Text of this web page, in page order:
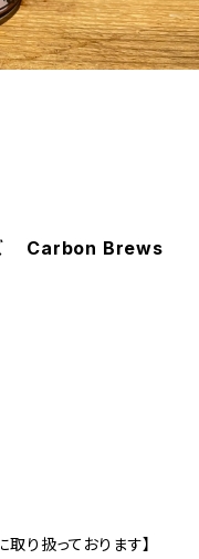
ズ Carbon Brews
り扱っております】